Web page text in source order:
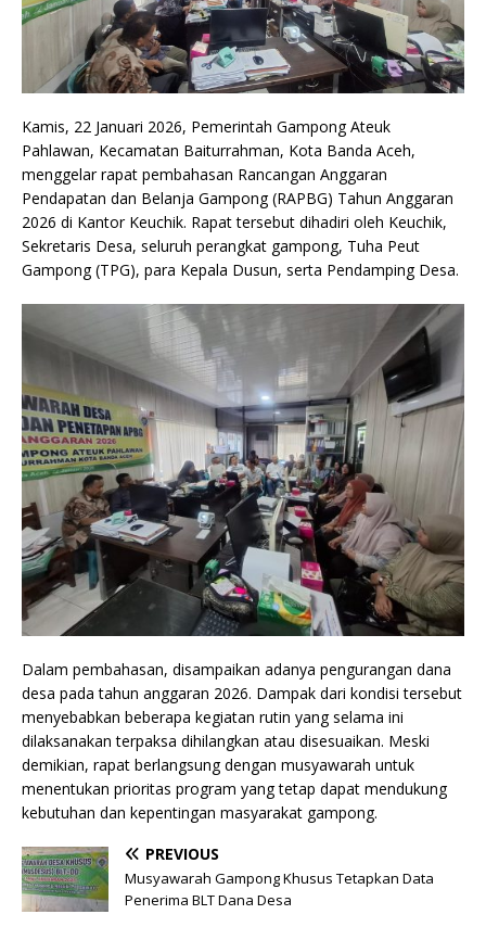
Kamis, 22 Januari 2026, Pemerintah Gampong Ateuk
Pahlawan, Kecamatan Baiturrahman, Kota Banda Aceh,
menggelar rapat pembahasan Rancangan Anggaran
Pendapatan dan Belanja Gampong (RAPBG) Tahun Anggaran
2026 di Kantor Keuchik. Rapat tersebut dihadiri oleh Keuchik,
Sekretaris Desa, seluruh perangkat gampong, Tuha Peut
Gampong (TPG), para Kepala Dusun, serta Pendamping Desa.
Dalam pembahasan, disampaikan adanya pengurangan dana
desa pada tahun anggaran 2026. Dampak dari kondisi tersebut
menyebabkan beberapa kegiatan rutin yang selama ini
dilaksanakan terpaksa dihilangkan atau disesuaikan. Meski
demikian, rapat berlangsung dengan musyawarah untuk
menentukan prioritas program yang tetap dapat mendukung
kebutuhan dan kepentingan masyarakat gampong.
PREVIOUS
Musyawarah Gampong Khusus Tetapkan Data
Penerima BLT Dana Desa